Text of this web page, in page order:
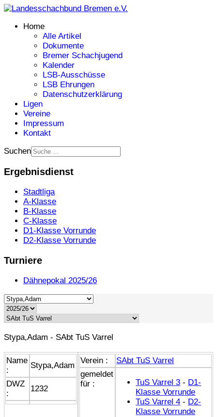
Home
Alle Artikel
Dokumente
Bremer Schachjugend
Kalender
LSB-Ausschüsse
LSB Ehrungen
Datenschutzerklärung
Ligen
Vereine
Impressum
Kontakt
Suchen
Ergebnisdienst
Stadtliga
A-Klasse
B-Klasse
C-Klasse
D1-Klasse Vorrunde
D2-Klasse Vorrunde
Turniere
Dähnepokal 2025/26
Stypa,Adam - SAbt TuS Varrel
Name
:
Stypa,Adam
DWZ
:
1232
Verein :
SAbt TuS Varrel
gemeldet
für :
TuS Varrel 3 - D1-
Klasse Vorrunde
TuS Varrel 4 - D2-
Klasse Vorrunde